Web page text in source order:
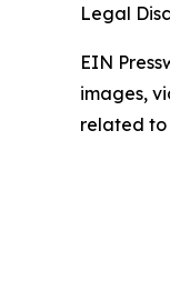
Legal
EIN
images,
related to